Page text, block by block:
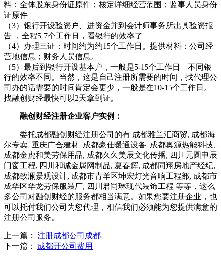
料：全体股东身份证原件；核定详细经营范围；监事人员身份
证原件
（3）银行开设验资户、进资金并到会计师事务所出具验资报
告 ，全程5-7个工作日，看银行的效率了
（4）办理三证：时间约为约15个工作日。提供材料：公司经
营地信息；财务人员信息。
（5）最后到银行开设基本户，一般是5-15个工作日，不同银
行的效率不同。当然，这是自己注册所需要的时间，找代理公
司办的话需要的时间肯定会更少，一般是在10-15个工作日。
找融创财经最快可以2天拿到证。
融创财经注册企业客户实例：
委托成都融创财经注册公司的有 成都雅兰汇商贸, 成都海
尔专卖, 重庆广合建材, 成都豪仕暖通设备, 成都奥源热能科技,
成都金虎和美劳保用品, 成都久久美辰文化传播, 四川元圆申辰
门窗工程, 四川和诚金属网制品, 夏春辉, 成都同翔房地产经纪,
成都致澜景观设计, 成都市青羊区坤宏灯光音响工程部, 成都市
成华区华龙劳保服装厂, 四川君尚琳现代装饰工程 等等，这么
多公司对融创财经的服务都相当满意。如果您要注册企业，也
可以托付我们公司为您代理，相信我们必须能为您提供满意的
注册公司服务。
上一篇： 注册成都公司成都
下一篇：
成都开公司费用